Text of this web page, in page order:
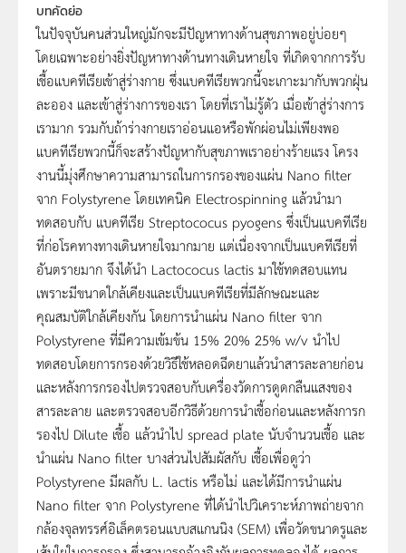
บทคัดย่อ
ในปัจจุบันคนส่วนใหญ่มักจะมีปัญหาทางด้านสุขภาพอยู่บ่อยๆ
โดยเฉพาะอย่างยิ่งปัญหาทางด้านทางเดินหายใจ ที่เกิดจากการรับ
เชื้อแบคทีเรียเข้าสู่ร่างกาย ซึ่งแบคทีเรียพวกนี้จะเกาะมากับพวกฝุ่น
ละออง และเข้าสู่ร่างการของเรา โดยที่เราไม่รู้ตัว เมื่อเข้าสู่ร่างการ
เรามาก รวมกับถ้าร่างกายเราอ่อนแอหรือพักผ่อนไม่เพียงพอ
แบคทีเรียพวกนี้ก็จะสร้างปัญหากับสุขภาพเราอย่างร้ายแรง โครง
งานนี้มุ่งศึกษาความสามารถในการกรองของแผ่น Nano filter
จาก Folystyrene โดยเทคนิค Electrospinning แล้วนำมา
ทดสอบกับ แบคทีเรีย Streptococus pyogens ซึ่งเป็นแบคทีเรีย
ที่ก่อโรคทางทางเดินหายใจมากมาย แต่เนื่องจากเป็นแบคทีเรียที่
อันตรายมาก จึงได้นำ Lactococus lactis มาใช้ทดสอบแทน
เพราะมีขนาดใกล้เคียงและเป็นแบคทีเรียที่มีลักษณะและ
คุณสมบัติใกล้เคียงกัน โดยการนำแผ่น Nano filter จาก
Polystyrene ที่มีความเข้มข้น 15% 20% 25% w/v นำไป
ทดสอบโดยการกรองด้วยวิธีใช้หลอดฉีดยาแล้วนำสารละลายก่อน
และหลังการกรองไปตรวจสอบกับเครื่องวัดการดูดกลืนแสงของ
สารละลาย และตรวจสอบอีกวิธีด้วยการนำเชื้อก่อนและหลังการก
รองไป Dilute เชื้อ แล้วนำไป spread plate นับจำนวนเชื้อ และ
นำแผ่น Nano filter บางส่วนไปสัมผัสกับ เชื้อเพื่อดูว่า
Polystyrene มีผลกับ L. lactis หรือไม่ และได้มีการนำแผ่น
Nano filter จาก Polystyrene ที่ได้นำไปวิเคราะห์ภาพถ่ายจาก
กล้องจุลทรรศ์อิเล็คตรอนแบบสแกนนิง (SEM) เพื่อวัดขนาดรูและ